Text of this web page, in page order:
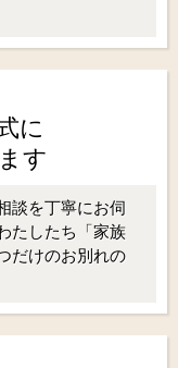
に
す
談を丁寧にお伺
たしたち「家族
だけのお別れの